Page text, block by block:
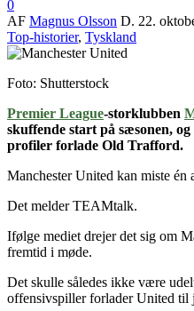
0
AF Magnus Olsson D. 22.
Top-historier, Tyskland
Foto: Shutterstock
Premier League-storklubben
skuffende start på sæsonen,
profiler forlade Old Trafford.
Manchester United kan miste én
Det melder TEAMtalk.
Ifølge mediet drejer det sig om
fremtid i møde.
Det skulle således ikke være
offensivspiller forlader United til